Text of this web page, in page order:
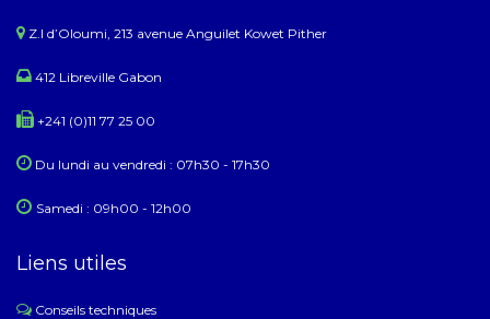
Z.I d’Oloumi, 213 avenue Anguilet Kowet Pither​
412 Libreville Gabon
+241 (0)11 77 25 00
Du lundi au ​​vendredi : 07h30 - 17h30
Samedi : 09h00 - 12h00
Liens utiles
Conseils techniques